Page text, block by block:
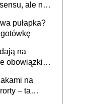
ale nie
pułapka?
na
obowiązki w
na
– ta